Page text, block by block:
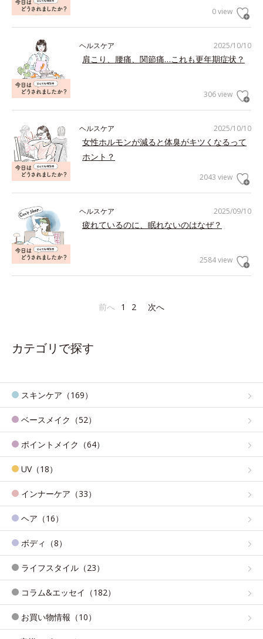
0 view
2025/10/10
ヘルスケア
肩こり、腰痛、関節痛…これも更年期症状？
306 view
2025/10/10
ヘルスケア
女性ホルモンが減ると体臭がキツくなるって
ホント？
2043 view
2025/09/10
ヘルスケア
疲れているのに、眠れないのはなぜ？
2584 view
前へ 1 2 次へ
カテゴリで探す
スキンケア（169）
ベースメイク（52）
ポイントメイク（64）
UV（18）
インナーケア（33）
ヘア（16）
ボディ（8）
ライフスタイル（23）
コラム&エッセイ（182）
お買い物情報（10）